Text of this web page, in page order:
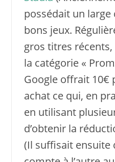
possédait un large
bons jeux.
gros titres
la catégorie «
Google offrait
achat ce qui, en
en utilisant
d’obtenir la
(Il suffisait ensuite